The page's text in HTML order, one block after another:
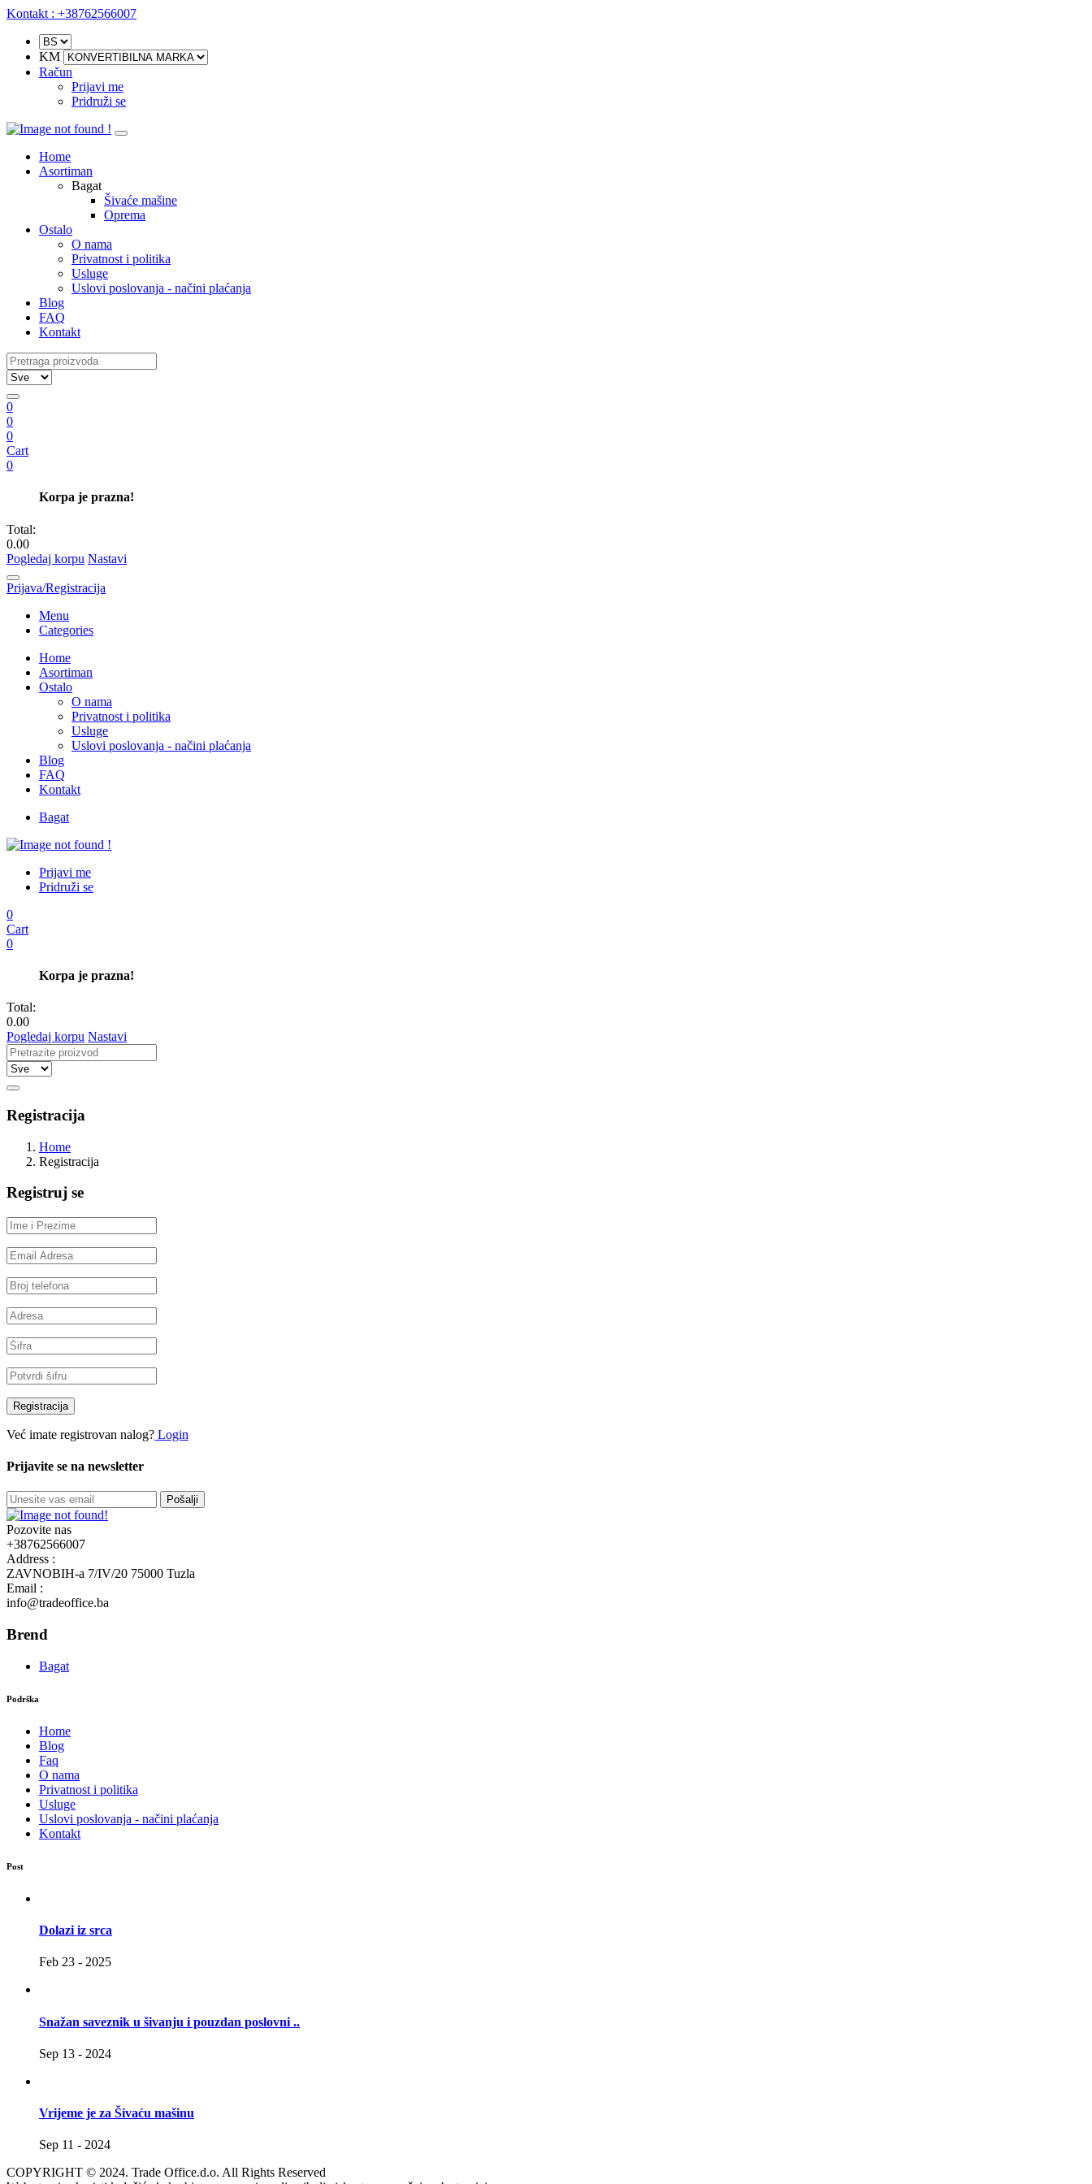
Kontakt : +38762566007
KM
Račun
Prijavi me
Pridruži se
Home
Asortiman
Bagat
Šivaće mašine
Oprema
Ostalo
O nama
Privatnost i politika
Usluge
Uslovi poslovanja - načini plaćanja
Blog
FAQ
Kontakt
0
0
0
Cart
0
Korpa je prazna!
Total:
0.00
Pogledaj korpu Nastavi
Prijava/Registracija
Menu
Categories
Home
Asortiman
Ostalo
O nama
Privatnost i politika
Usluge
Uslovi poslovanja - načini plaćanja
Blog
FAQ
Kontakt
Bagat
Prijavi me
Pridruži se
0
Cart
0
Korpa je prazna!
Total:
0.00
Pogledaj korpu Nastavi
Registracija
Home
Registracija
Registruj se
Registracija
Već imate registrovan nalog? Login
Prijavite se na newsletter
Pošalji
Pozovite nas
+38762566007
Address :
ZAVNOBIH-a 7/IV/20 75000 Tuzla
Email :
info@tradeoffice.ba
Brend
Bagat
Podrška
Home
Blog
Faq
O nama
Privatnost i politika
Usluge
Uslovi poslovanja - načini plaćanja
Kontakt
Post
Dolazi iz srca
Feb 23 - 2025
Snažan saveznik u šivanju i pouzdan poslovni ..
Sep 13 - 2024
Vrijeme je za Šivaću mašinu
Sep 11 - 2024
COPYRIGHT © 2024. Trade Office.d.o. All Rights Reserved